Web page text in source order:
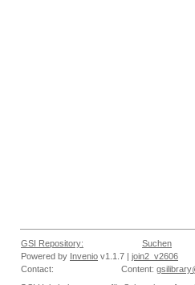
GSI Repository: Suchen
Powered by Invenio v1.1.7 | join2_v2606
Contact:
Content: